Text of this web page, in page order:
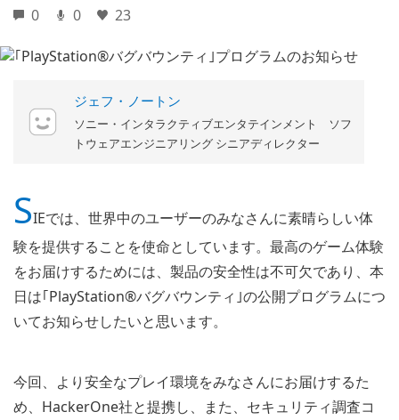
0 0 23
ジェフ・ノートン
ソニー・インタラクティブエンタテインメント ソフ
トウェアエンジニアリング シニアディレクター
SIEでは、世界中のユーザーのみなさんに素晴らしい体
験を提供することを使命としています。最高のゲーム体験
をお届けするためには、製品の安全性は不可欠であり、本
日は｢PlayStation®バグバウンティ｣の公開プログラムにつ
いてお知らせしたいと思います。
今回、より安全なプレイ環境をみなさんにお届けするた
め、HackerOne社と提携し、また、セキュリティ調査コ